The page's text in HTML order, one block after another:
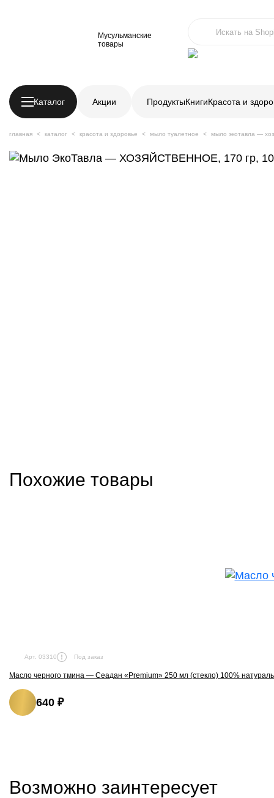
Мусульманские
товары
Каталог Акции ПродуктыКнигиКрасота и
главная каталог красота и здоровье мыло туалетное мыло экотавла —
Похожие товары
Арт. 03310 Под заказ
Масло черного тмина — Сеадан «Premium» 250 мл (стекло) 100%
640 ₽
Возможно заинтересует